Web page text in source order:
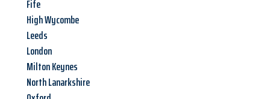
Fife
High Wycombe
Leeds
London
Milton Keynes
North Lanarkshire